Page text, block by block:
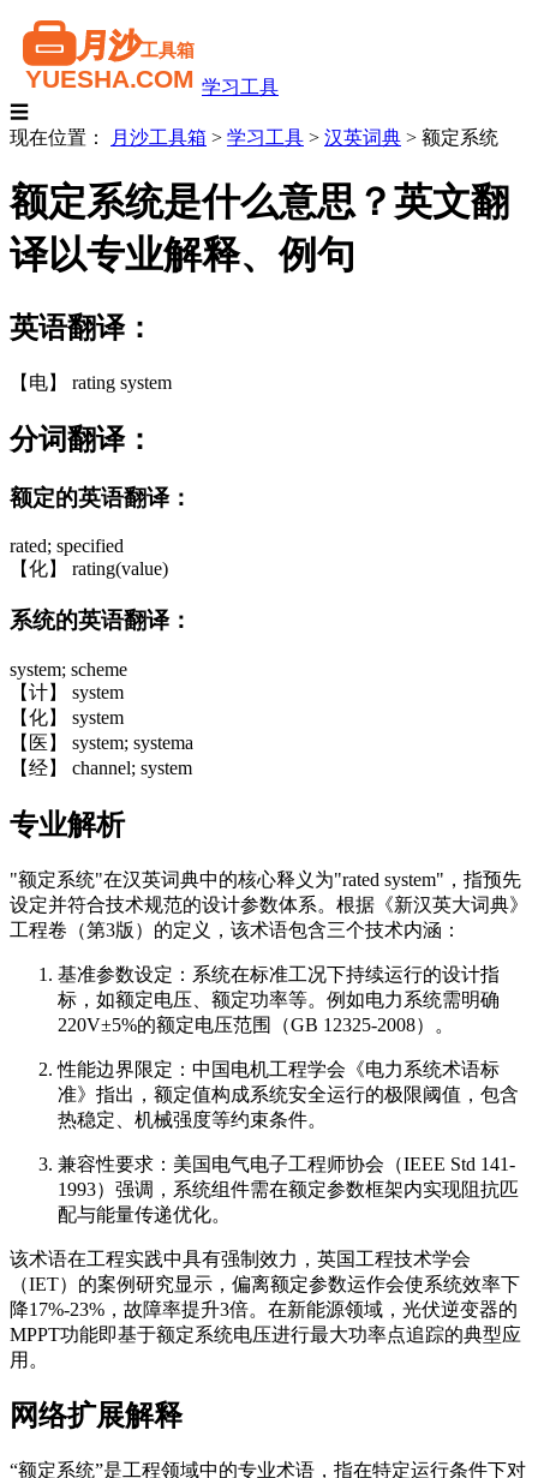
学习工具
☰
现在位置：
月沙工具箱 > 学习工具 > 汉英词典 > 额定系统
额定系统是什么意思？英文翻
译以专业解释、例句
英语翻译：
【电】 rating system
分词翻译：
额定的英语翻译：
rated; specified
【化】 rating(value)
系统的英语翻译：
system; scheme
【计】 system
【化】 system
【医】 system; systema
【经】 channel; system
专业解析
"额定系统"在汉英词典中的核心释义为"rated system"，指预先
设定并符合技术规范的设计参数体系。根据《新汉英大词典》
工程卷（第3版）的定义，该术语包含三个技术内涵：
基准参数设定：系统在标准工况下持续运行的设计指
标，如额定电压、额定功率等。例如电力系统需明确
220V±5%的额定电压范围（GB 12325-2008）。
性能边界限定：中国电机工程学会《电力系统术语标
准》指出，额定值构成系统安全运行的极限阈值，包含
热稳定、机械强度等约束条件。
兼容性要求：美国电气电子工程师协会（IEEE Std 141-
1993）强调，系统组件需在额定参数框架内实现阻抗匹
配与能量传递优化。
该术语在工程实践中具有强制效力，英国工程技术学会
（IET）的案例研究显示，偏离额定参数运作会使系统效率下
降17%-23%，故障率提升3倍。在新能源领域，光伏逆变器的
MPPT功能即基于额定系统电压进行最大功率点追踪的典型应
用。
网络扩展解释
“额定系统”是工程领域中的专业术语，指在特定运行条件下对